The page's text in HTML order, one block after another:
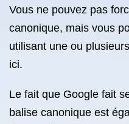
Vous ne pouvez pas
canonique, mais vous
utilisant une ou
ici.
Le fait que Google fait
balise canonique est